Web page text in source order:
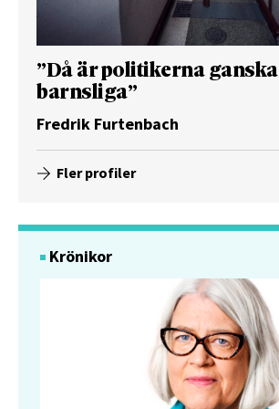
”Då är politikerna ganska
barnsliga”
Fredrik Furtenbach
Fler profiler
Krönikor